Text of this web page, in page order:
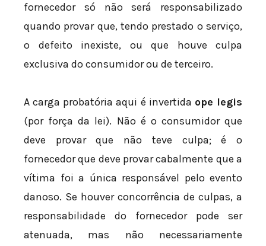
fornecedor só não será responsabilizado
quando provar que, tendo prestado o serviço,
o defeito inexiste, ou que houve culpa
exclusiva do consumidor ou de terceiro.
A carga probatória aqui é invertida ope legis
(por força da lei). Não é o consumidor que
deve provar que não teve culpa; é o
fornecedor que deve provar cabalmente que a
vítima foi a única responsável pelo evento
danoso. Se houver concorrência de culpas, a
responsabilidade do fornecedor pode ser
atenuada, mas não necessariamente